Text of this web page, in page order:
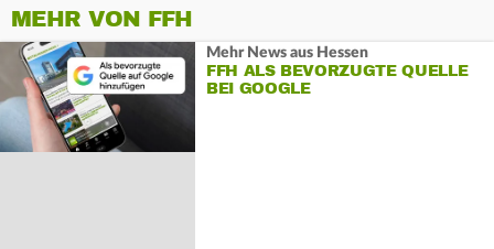
MEHR VON FFH
Mehr News aus Hessen
FFH ALS BEVORZUGTE QUELLE
BEI GOOGLE